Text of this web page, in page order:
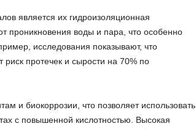
является их гидроизоляционная
проникновения воды и пара, что особенно
исследования показывают, что
риск протечек и сырости на 70% по
и биокоррозии, что позволяет использовать
с повышенной кислотностью. Высокая